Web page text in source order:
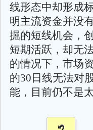
线形态中却形成
明主流资金并没
掘的短线机会，
短期活跃，却无
的情况下，市场
的30日线无法对
能，目前仍不是